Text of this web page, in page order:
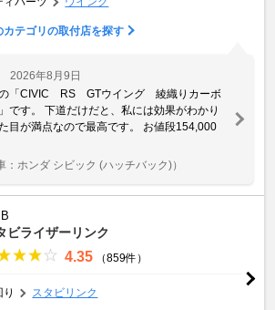
カテゴリの取付店を探す
2026年8月9日
の「CIVIC RS GTウイング 綾織りカーボ
です。 下道だけだと、私には効果がわかり
目が満点なので最高です。 お値段154,000
：ホンダ シビック (ハッチバック)）
ビライザーリンク
4.35 （859件）
り スタビリンク